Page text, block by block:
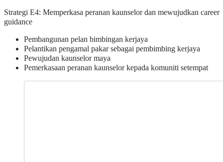
Strategi E4: Memperkasa peranan kaunselor dan mewujudkan career
guidance
Pembangunan pelan bimbingan kerjaya
Pelantikan pengamal pakar sebagai pembimbing kerjaya
Pewujudan kaunselor maya
Pemerkasaan peranan kaunselor kepada komuniti setempat